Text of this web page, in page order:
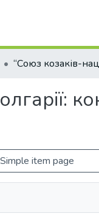
Simple item page